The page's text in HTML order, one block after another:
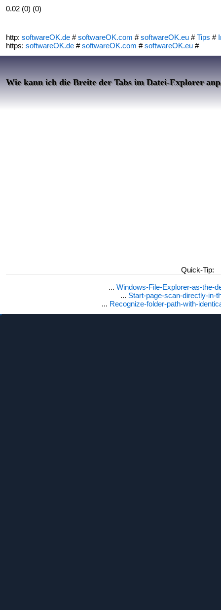
0.02 (0) (0)
http: softwareOK.de #softwareOK.com #softwareOK.eu #Tips #
https: softwareOK.de #softwareOK.com #softwareOK.eu #
Wie kann ich die Breite der Tabs im Datei-Explorer
Quick-Tip:
... Windows-File-Explorer-as-the-
... Start-page-scan-directly-in-
... Recognize-folder-path-with-